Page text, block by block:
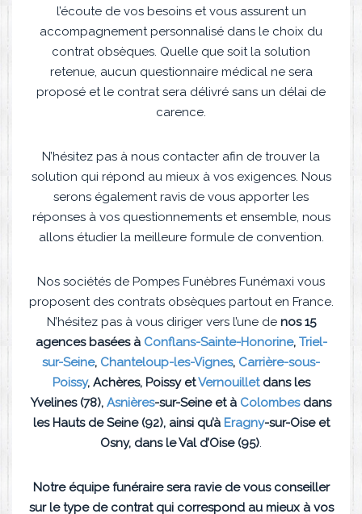
l’écoute de vos besoins et vous assurent un
accompagnement personnalisé dans le choix du
contrat obsèques. Quelle que soit la solution
retenue, aucun questionnaire médical ne sera
proposé et le contrat sera délivré sans un délai de
carence.
N’hésitez pas à nous contacter afin de trouver la
solution qui répond au mieux à vos exigences. Nous
serons également ravis de vous apporter les
réponses à vos questionnements et ensemble, nous
allons étudier la meilleure formule de convention.
Nos sociétés de Pompes Funèbres Funémaxi vous
proposent des contrats obsèques partout en France.
N’hésitez pas à vous diriger vers l’une de nos 15
agences basées à Conflans-Sainte-Honorine, Triel-
sur-Seine, Chanteloup-les-Vignes, Carrière-sous-
Poissy, Achères, Poissy etVernouilletdans les
Yvelines (78), Asnières-sur-Seine et à Colombes dans
les Hauts de Seine (92), ainsi qu’à Eragny-sur-Oise et
Osny, dans le Val d’Oise (95).
Notre équipe funéraire sera ravie de vous conseiller
sur le type de contrat qui correspond au mieux à vos